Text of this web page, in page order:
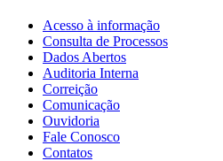
Acesso à informação
Consulta de Processos
Dados Abertos
Auditoria Interna
Correição
Comunicação
Ouvidoria
Fale Conosco
Contatos